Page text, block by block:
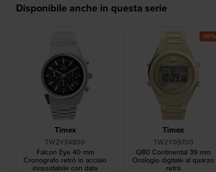
Disponibile anche in questa serie
Timex
TW2Y34800
Falcon Eye 40 mm
Cronografo retrò in acciaio
inossidabile con data
Timex
TW2Y09700
Q80 Continental 39 mm
Orologio digitale al quarzo
retrò
-30%